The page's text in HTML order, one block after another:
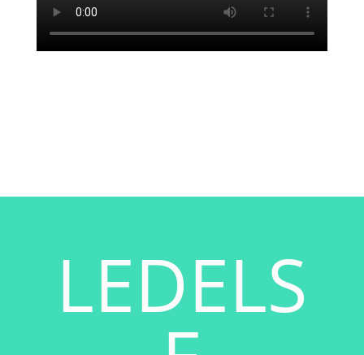
LEDELS